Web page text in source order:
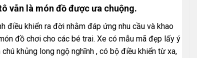
vẫn là món đồ được ưa chuộng.
điều khiển ra đời nhằm đáp ứng nhu cầu và khao
đồ chơi cho các bé trai. Xe có mẫu mã đẹp lấy ý
khủng long ngộ nghĩnh , có bộ điều khiển từ xa,